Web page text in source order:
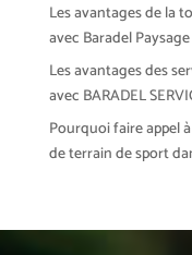
Les avantages de la
avec Baradel Paysage
Les avantages des
avec BARADEL
Pourquoi faire appel
de terrain de sport